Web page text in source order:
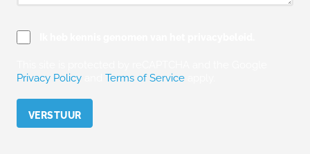
Privacy Policy
Terms of Service